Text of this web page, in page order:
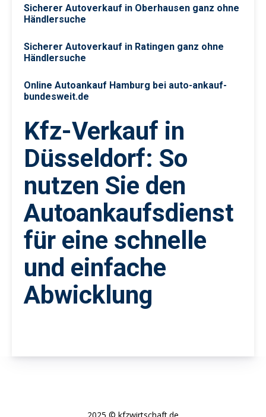
Sicherer Autoverkauf in Oberhausen ganz ohne
Händlersuche
Sicherer Autoverkauf in Ratingen ganz ohne
Händlersuche
Online Autoankauf Hamburg bei auto-ankauf-
bundesweit.de
Kfz-Verkauf in
Düsseldorf: So
nutzen Sie den
Autoankaufsdienst
für eine schnelle
und einfache
Abwicklung
2025 © kfzwirtschaft.de